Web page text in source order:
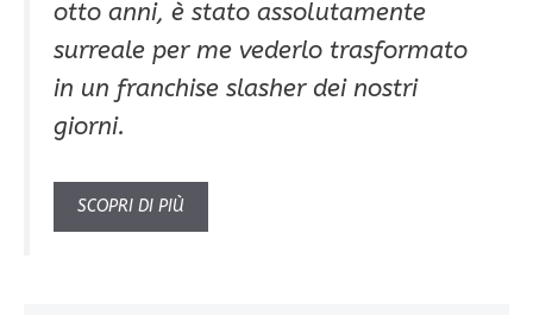
otto anni, è stato assolutamente
surreale per me vederlo trasformato
in un franchise slasher dei nostri
giorni.
SCOPRI DI PIÙ